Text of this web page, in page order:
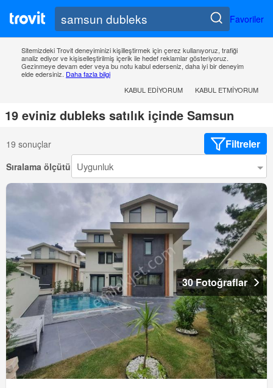
Favoriler
Sitemizdeki Trovit deneyiminizi kişilleştirmek için çerez kullanıyoruz, trafiği
analiz ediyor ve kişiselleştirilmiş içerik ile hedef reklamlar gösteriyoruz.
Gezinmeye devam eder veya bu notu kabul ederseniz, daha iyi bir deneyim
elde edersiniz. Daha fazla bilgi
KABUL EDIYORUM
KABUL ETMIYORUM
19 eviniz dubleks satılık içinde Samsun
19 sonuçlar Filtreler
Sıralama ölçütü
30 Fotoğraflar